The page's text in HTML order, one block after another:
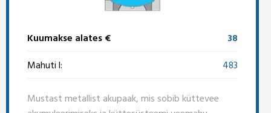
Kuumakse alates €
38
Mahuti l:
483
Mustast metallist akupaak, mis sobib küttevee